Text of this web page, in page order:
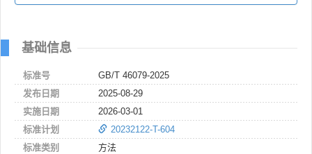
基础信息
标准号
GB/T 46079-2025
发布日期
2025-08-29
实施日期
2026-03-01
标准计划
20232122-T-604
标准类别
方法